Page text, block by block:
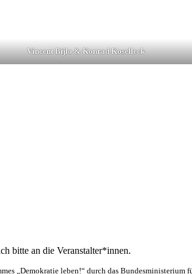
Vincent Bijlo & Konrad Koselleck
bitte an die Veranstalter*innen.
„Demokratie leben!“ durch das